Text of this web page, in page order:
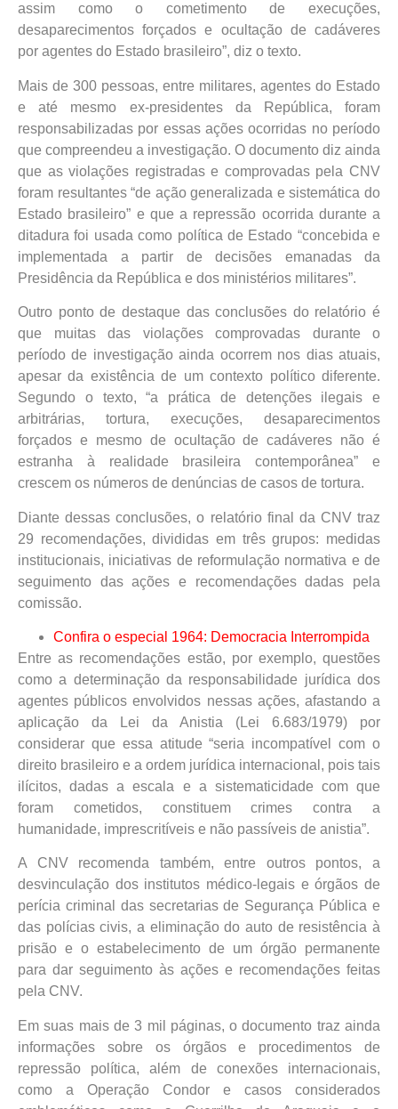
assim como o cometimento de execuções,
desaparecimentos forçados e ocultação de cadáveres
por agentes do Estado brasileiro”, diz o texto.
Mais de 300 pessoas, entre militares, agentes do Estado
e até mesmo ex-presidentes da República, foram
responsabilizadas por essas ações ocorridas no período
que compreendeu a investigação. O documento diz ainda
que as violações registradas e comprovadas pela CNV
foram resultantes “de ação generalizada e sistemática do
Estado brasileiro” e que a repressão ocorrida durante a
ditadura foi usada como política de Estado “concebida e
implementada a partir de decisões emanadas da
Presidência da República e dos ministérios militares”.
Outro ponto de destaque das conclusões do relatório é
que muitas das violações comprovadas durante o
período de investigação ainda ocorrem nos dias atuais,
apesar da existência de um contexto político diferente.
Segundo o texto, “a prática de detenções ilegais e
arbitrárias, tortura, execuções, desaparecimentos
forçados e mesmo de ocultação de cadáveres não é
estranha à realidade brasileira contemporânea” e
crescem os números de denúncias de casos de tortura.
Diante dessas conclusões, o relatório final da CNV traz
29 recomendações, divididas em três grupos: medidas
institucionais, iniciativas de reformulação normativa e de
seguimento das ações e recomendações dadas pela
comissão.
Confira o especial 1964: Democracia Interrompida
Entre as recomendações estão, por exemplo, questões
como a determinação da responsabilidade jurídica dos
agentes públicos envolvidos nessas ações, afastando a
aplicação da Lei da Anistia (Lei 6.683/1979) por
considerar que essa atitude “seria incompatível com o
direito brasileiro e a ordem jurídica internacional, pois tais
ilícitos, dadas a escala e a sistematicidade com que
foram cometidos, constituem crimes contra a
humanidade, imprescritíveis e não passíveis de anistia”.
A CNV recomenda também, entre outros pontos, a
desvinculação dos institutos médico-legais e órgãos de
perícia criminal das secretarias de Segurança Pública e
das polícias civis, a eliminação do auto de resistência à
prisão e o estabelecimento de um órgão permanente
para dar seguimento às ações e recomendações feitas
pela CNV.
Em suas mais de 3 mil páginas, o documento traz ainda
informações sobre os órgãos e procedimentos de
repressão política, além de conexões internacionais,
como a Operação Condor e casos considerados